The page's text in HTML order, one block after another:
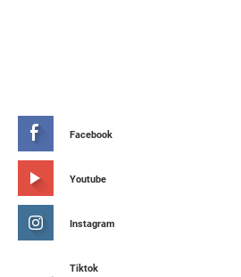
Facebook
Youtube
Instagram
Tiktok